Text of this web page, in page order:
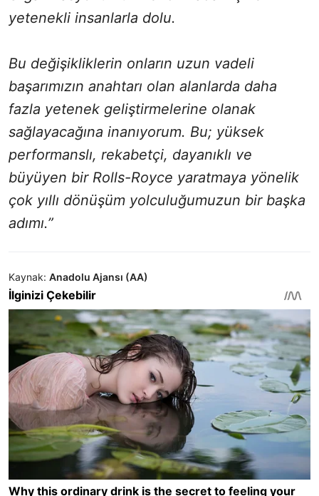
yetenekli insanlarla dolu.
Bu değişikliklerin onların uzun vadeli
başarımızın anahtarı olan alanlarda daha
fazla yetenek geliştirmelerine olanak
sağlayacağına inanıyorum. Bu; yüksek
performanslı, rekabetçi, dayanıklı ve
büyüyen bir Rolls-Royce yaratmaya yönelik
çok yıllı dönüşüm yolculuğumuzun bir başka
adımı.”
Kaynak: Anadolu Ajansı (AA)